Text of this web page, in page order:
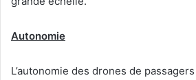
Autonomie
L’autonomie des drones de